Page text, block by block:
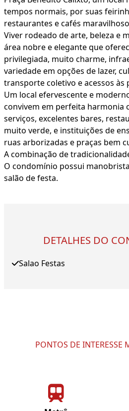
tempos normais, por suas
restaurantes e cafés
Viver rodeado de arte, beleza e
área nobre e elegante que
privilegiada, muito charme,
variedade em opções de lazer,
transporte coletivo e acessos às
Um local efervescente e
convivem em perfeita harmonia
serviços, excelentes bares,
muito verde, e instituições de
ruas arborizadas e praças bem
A combinação de
O condomínio possui
salão de festa.
DETALHES DO
Salao Festas
PONTOS DE INTERESSE